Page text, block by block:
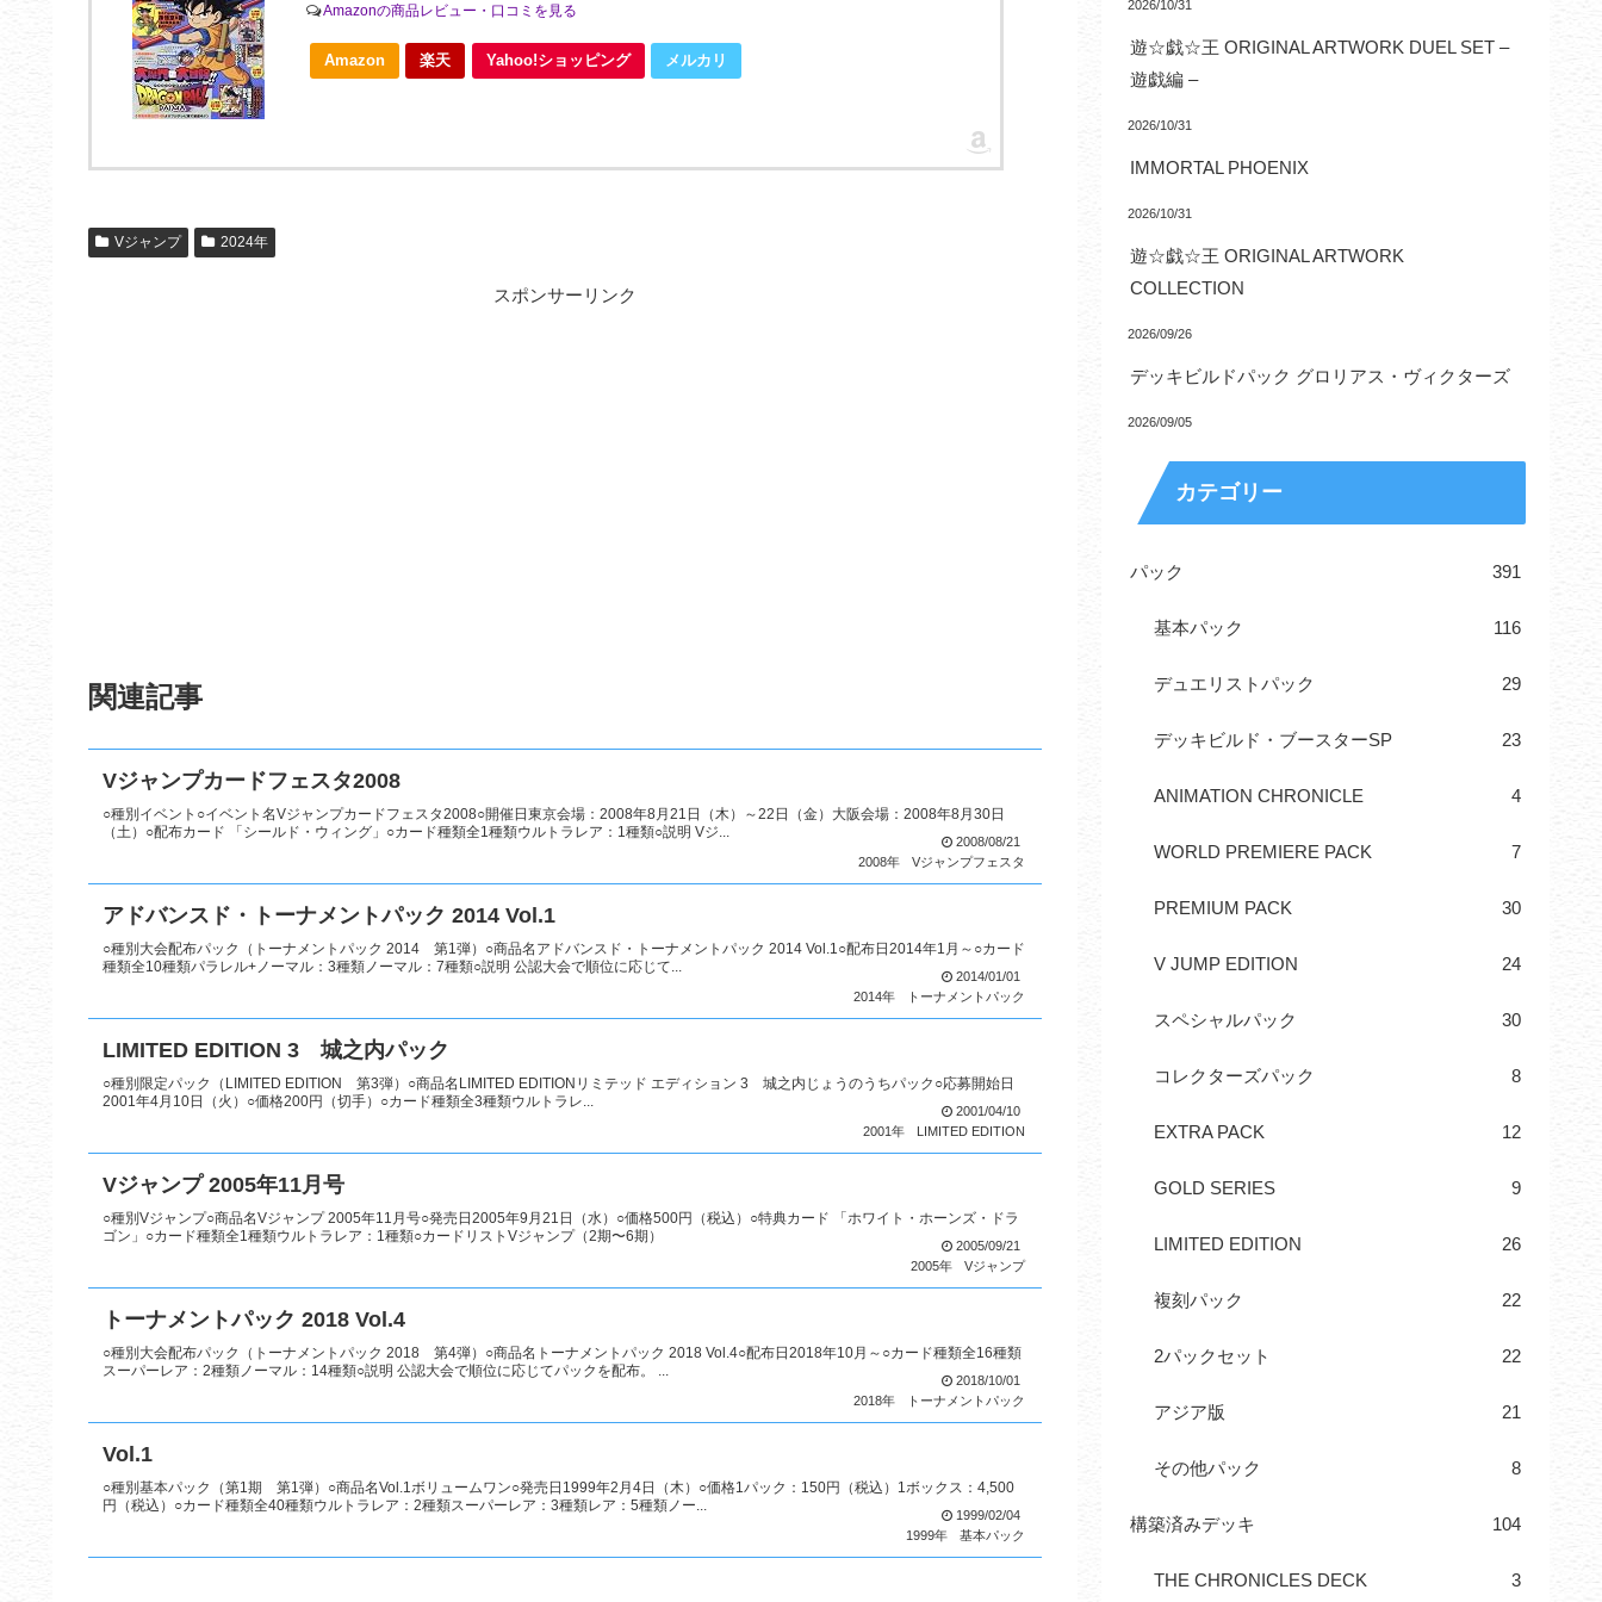
Amazonの商品レビュー・口コミを見る
Amazon 楽天 Yahoo!ショッピング メルカリ
Vジャンプ 2024年
スポンサーリンク
関連記事
Vジャンプカードフェスタ2008
○種別イベント○イベント名Vジャンプカードフェスタ2008○開催日東京会場：2008年8月21日（木）～22日（金）大阪会場：2008年8月30日
（土）○配布カード 「シールド・ウィング」○カード種類全1種類ウルトラレア：1種類○説明 Vジ...
2008/08/21
2008年
Vジャンプフェスタ
アドバンスド・トーナメントパック 2014 Vol.1
○種別大会配布パック（トーナメントパック 2014 第1弾）○商品名アドバンスド・トーナメントパック 2014 Vol.1○配布日2014年1月～○カード
種類全10種類パラレル+ノーマル：3種類ノーマル：7種類○説明 公認大会で順位に応じて...
2014/01/01
2014年
トーナメントパック
LIMITED EDITION 3 城之内パック
○種別限定パック（LIMITED EDITION 第3弾）○商品名LIMITED EDITIONリミテッド エディション 3 城之内じょうのうちパック○応募開始日
2001年4月10日（火）○価格200円（切手）○カード種類全3種類ウルトラレ...
2001/04/10
2001年
LIMITED EDITION
Vジャンプ 2005年11月号
○種別Vジャンプ○商品名Vジャンプ 2005年11月号○発売日2005年9月21日（水）○価格500円（税込）○特典カード 「ホワイト・ホーンズ・ドラ
ゴン」○カード種類全1種類ウルトラレア：1種類○カードリストVジャンプ（2期〜6期）
2005/09/21
2005年
Vジャンプ
トーナメントパック 2018 Vol.4
○種別大会配布パック（トーナメントパック 2018 第4弾）○商品名トーナメントパック 2018 Vol.4○配布日2018年10月～○カード種類全16種類
スーパーレア：2種類ノーマル：14種類○説明 公認大会で順位に応じてパックを配布。 ...
2018/10/01
2018年
トーナメントパック
Vol.1
○種別基本パック（第1期 第1弾）○商品名Vol.1ボリュームワン○発売日1999年2月4日（木）○価格1パック：150円（税込）1ボックス：4,500
円（税込）○カード種類全40種類ウルトラレア：2種類スーパーレア：3種類レア：5種類ノー...
1999/02/04
1999年
基本パック
2026/10/31
遊☆戯☆王 ORIGINAL ARTWORK DUEL SET –
遊戯編 –
2026/10/31
IMMORTAL PHOENIX
2026/10/31
遊☆戯☆王 ORIGINAL ARTWORK
COLLECTION
2026/09/26
デッキビルドパック グロリアス・ヴィクターズ
2026/09/05
カテゴリー
パック 391
基本パック 116
デュエリストパック 29
デッキビルド・ブースターSP 23
ANIMATION CHRONICLE 4
WORLD PREMIERE PACK 7
PREMIUM PACK 30
V JUMP EDITION 24
スペシャルパック 30
コレクターズパック 8
EXTRA PACK 12
GOLD SERIES 9
LIMITED EDITION 26
複刻パック 22
2パックセット 22
アジア版 21
その他パック 8
構築済みデッキ 104
THE CHRONICLES DECK 3